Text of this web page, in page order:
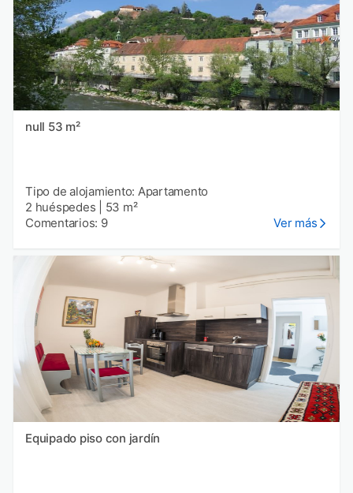
null 53 m²
Tipo de alojamiento: Apartamento
2 huéspedes
53 m²
Comentarios: 9
Ver más
Equipado piso con jardín